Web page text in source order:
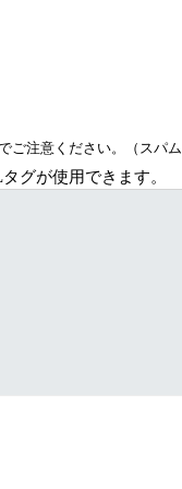
ご注意ください。（スパ
タグが使用できます。